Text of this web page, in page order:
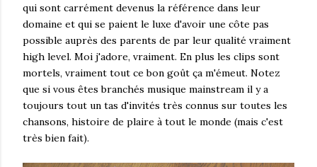
qui sont carrément devenus la référence dans leur
domaine et qui se paient le luxe d'avoir une côte pas
possible auprès des parents de par leur qualité vraiment
high level. Moi j'adore, vraiment. En plus les clips sont
mortels, vraiment tout ce bon goût ça m'émeut. Notez
que si vous êtes branchés musique mainstream il y a
toujours tout un tas d'invités très connus sur toutes les
chansons, histoire de plaire à tout le monde (mais c'est
très bien fait).